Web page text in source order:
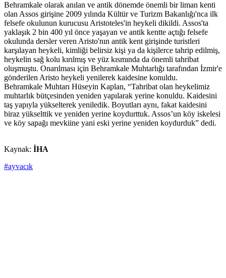
Behramkale olarak anılan ve antik dönemde önemli bir liman kenti
olan Assos girişine 2009 yılında Kültür ve Turizm Bakanlığı'nca ilk
felsefe okulunun kurucusu Aristoteles'in heykeli dikildi. Assos'ta
yaklaşık 2 bin 400 yıl önce yaşayan ve antik kentte açtığı felsefe
okulunda dersler veren Aristo'nın antik kent girişinde turistleri
karşılayan heykeli, kimliği belirsiz kişi ya da kişilerce tahrip edilmiş,
heykelin sağ kolu kırılmış ve yüz kısmında da önemli tahribat
oluşmuştu. Onarılması için Behramkale Muhtarlığı tarafından İzmir'e
gönderilen Aristo heykeli yenilerek kaidesine konuldu.
Behramkale Muhtarı Hüseyin Kaplan, “Tahribat olan heykelimiz
muhtarlık bütçesinden yeniden yapılarak yerine konuldu. Kaidesini
taş yapıyla yükselterek yeniledik. Boyutları aynı, fakat kaidesini
biraz yükselttik ve yeniden yerine koydurttuk. Assos’un köy iskelesi
ve köy sapağı mevkiine yani eski yerine yeniden koydurduk” dedi.
Kaynak: İHA
#ayvacık